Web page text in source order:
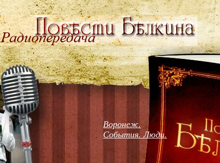
Воронеж.
События. Люди.